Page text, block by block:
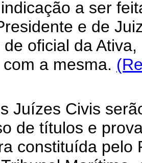
indicação a ser
e de
oficial da
a mesma.
Juízes Civis
de títulos e
constituída pelo